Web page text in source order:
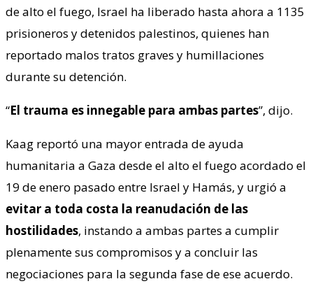
de alto el fuego, Israel ha liberado hasta ahora a 1135
prisioneros y detenidos palestinos, quienes han
reportado malos tratos graves y humillaciones
durante su detención.
“El trauma es innegable para ambas partes”, dijo.
Kaag reportó una mayor entrada de ayuda
humanitaria a Gaza desde el alto el fuego acordado el
19 de enero pasado entre Israel y Hamás, y urgió a
evitar a toda costa la reanudación de las
hostilidades, instando a ambas partes a cumplir
plenamente sus compromisos y a concluir las
negociaciones para la segunda fase de ese acuerdo.